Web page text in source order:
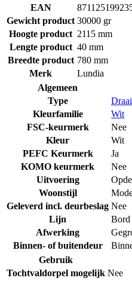
EAN
Gewicht product 30000 gr
Hoogte product 2115 mm
Lengte product 40 mm
Breedte product 780 mm
Merk
Lundia
Algemeen
Type
Kleurfamilie
Wit
FSC-keurmerk
Nee
Kleur
Wit
PEFC Keurmerk
Ja
KOMO keurmerk
Nee
Uitvoering
Woonstijl
Geleverd incl. deurbeslag Nee
Lijn
Afwerking
Binnen- of buitendeur
Gebruik
Tochtvaldorpel mogelijk Nee